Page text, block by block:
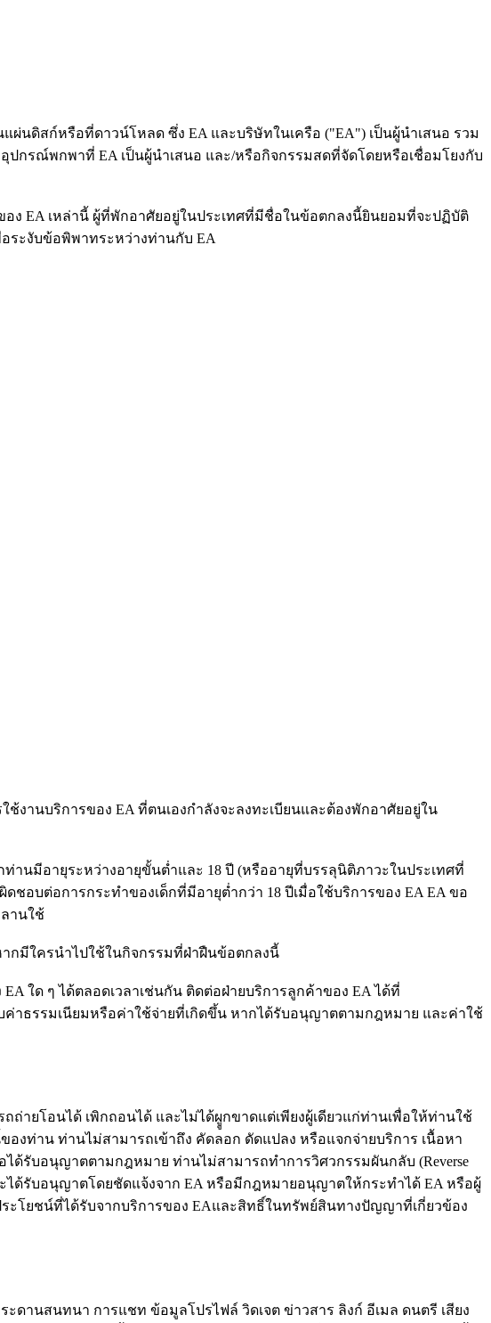
ดิสก์หรือที่ดาวน์โหลด ซึ่ง EA และบริษัทในเครือ ("EA") เป็นผู้นำเสนอ รวม
กรณ์พกพาที่ EA เป็นผู้นำเสนอ และ/หรือกิจกรรมสดที่จัดโดยหรือเชื่อมโยงกับ
ง EA เหล่านี้ ผู้ที่พักอาศัยอยู่ในประเทศที่มีชื่อในข้อตกลงนี้ยินยอมที่จะปฏิบัติ
ระงับข้อพิพาทระหว่างท่านกับ EA
านบริการของ EA ที่ตนเองกำลังจะลงทะเบียนและต้องพักอาศัยอยู่ใน
านมีอายุระหว่างอายุขั้นต่ำและ 18 ปี (หรืออายุที่บรรลุนิติภาวะในประเทศที่
อบต่อการกระทำของเด็กที่มีอายุต่ำกว่า 18 ปีเมื่อใช้บริการของ EA EA ขอ
านใช้
กมีใครนำไปใช้ในกิจกรรมที่ฝ่าฝืนข้อตกลงนี้
ใด ๆ ได้ตลอดเวลาเช่นกัน ติดต่อฝ่ายบริการลูกค้าของ EA ได้ที่
าธรรมเนียมหรือค่าใช้จ่ายที่เกิดขึ้น หากได้รับอนุญาตตามกฎหมาย และค่าใช้
ายโอนได้ เพิกถอนได้ และไม่ได้ผููกขาดแต่เพียงผู้เดียวแก่ท่านเพื่อให้ท่านใช้
งท่าน ท่านไม่สามารถเข้าถึง คัดลอก ดัดแปลง หรือแจกจ่ายบริการ เนื้อหา
ด้รับอนุญาตตามกฎหมาย ท่านไม่สามารถทำการวิศวกรรมผันกลับ (Reverse
ะได้รับอนุญาตโดยชัดแจ้งจาก EA หรือมีกฎหมายอนุญาตให้กระทำได้ EA หรือผู้
โยชน์ที่ได้รับจากบริการของ EAและสิทธิ์ในทรัพย์สินทางปัญญาที่เกี่ยวข้อง
านสนทนา การแชท ข้อมูลโปรไฟล์ วิดเจต ข่าวสาร ลิงก์ อีเมล ดนตรี เสียง